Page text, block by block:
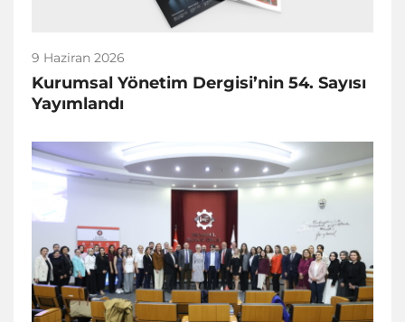
9 Haziran 2026
Kurumsal Yönetim Dergisi’nin 54. Sayısı
Yayımlandı